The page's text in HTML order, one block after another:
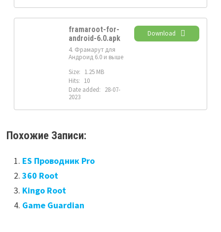
framaroot-for-
android-6.0.apk
4. Фрамарут для
Андроид 6.0 и выше
Size: 1.25 MB
Hits: 10
Date added: 28-07-
2023
Download
Похожие Записи:
ES Проводник Pro
360 Root
Kingo Root
Game Guardian